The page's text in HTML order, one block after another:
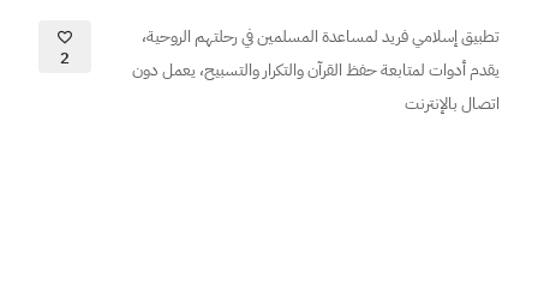
تطبيق إسلامي فريد لمساعدة المسلمين في رحلتهم الروحية،
يقدم أدوات لمتابعة حفظ القرآن والتكرار والتسبيح، يعمل دون
اتصال بالإنترنت
2